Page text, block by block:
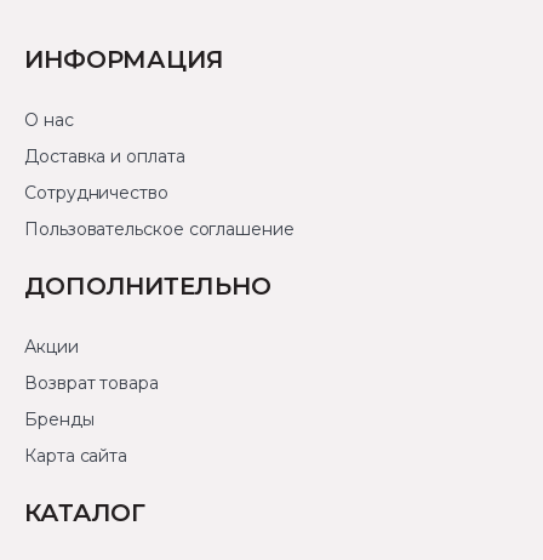
ИНФОРМАЦИЯ
О нас
Доставка и оплата
Сотрудничество
Пользовательское соглашение
ДОПОЛНИТЕЛЬНО
Акции
Возврат товара
Бренды
Карта сайта
КАТАЛОГ